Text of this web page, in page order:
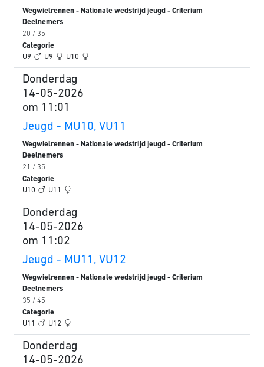
Wegwielrennen - Nationale wedstrijd jeugd - Criterium
Deelnemers
20 / 35
Categorie
U9
U9 U10
Donderdag
14-05-2026
om 11:01
Jeugd - MU10, VU11
Wegwielrennen - Nationale wedstrijd jeugd - Criterium
Deelnemers
21 / 35
Categorie
U10
U11
Donderdag
14-05-2026
om 11:02
Jeugd - MU11, VU12
Wegwielrennen - Nationale wedstrijd jeugd - Criterium
Deelnemers
35 / 45
Categorie
U11
U12
Donderdag
14-05-2026